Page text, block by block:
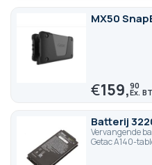
MX50
€159,90
Batterij
Vervangende
Getac A140-